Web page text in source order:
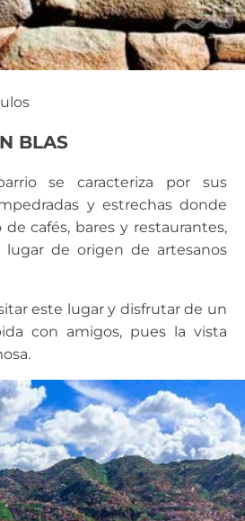
BLAS
se caracteriza por sus
y estrechas donde
cafés, bares y restaurantes,
lugar de origen de artesanos
este lugar y disfrutar de un
con amigos, pues la vista